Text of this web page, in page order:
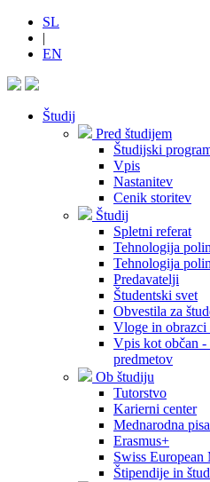
SL
|
EN
Študij
Pred študijem
Študijski
Vpis
Nastanitev
Cenik storitev
Študij
Spletni referat
Tehnologija
Tehnologija
Predavatelji
Študentski svet
Obvestila za
Vloge in obrazci
Vpis kot občan -
predmetov
Ob študiju
Tutorstvo
Karierni center
Mednarodna
Erasmus+
Swiss
Štipendije in